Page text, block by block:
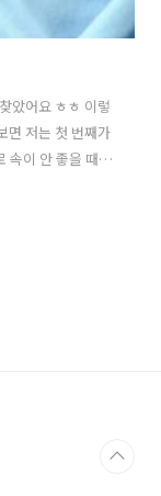
았어요 ㅎㅎ 이렇
면 저는 첫 번째가
속이 안 좋을 때마
과, 부작용은 무
감, 속쓰림, 메스